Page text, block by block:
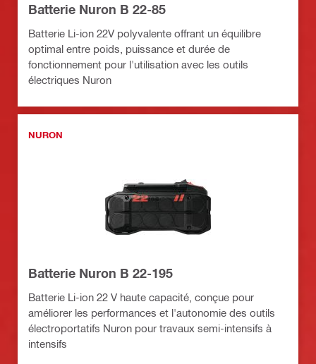
Batterie Nuron B 22-85
Batterie Li-ion 22V polyvalente offrant un équilibre
optimal entre poids, puissance et durée de
fonctionnement pour l'utilisation avec les outils
électriques Nuron
NURON
Batterie Nuron B 22-195
Batterie Li-ion 22 V haute capacité, conçue pour
améliorer les performances et l'autonomie des outils
électroportatifs Nuron pour travaux semi-intensifs à
intensifs